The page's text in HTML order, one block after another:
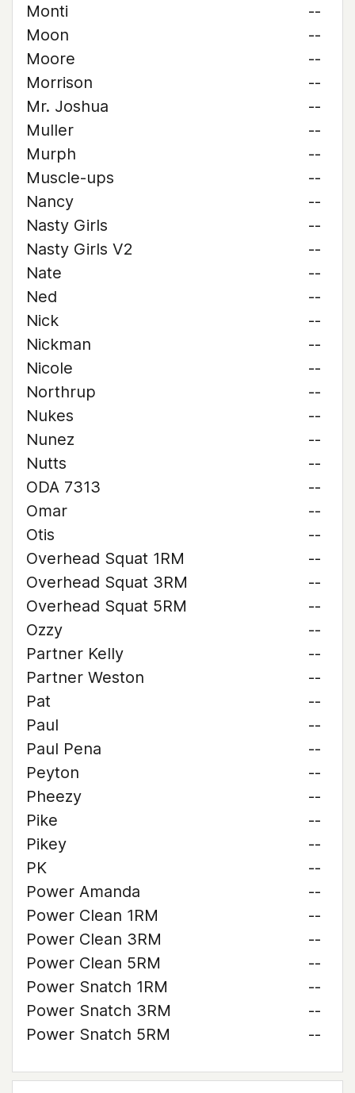
Monti
--
Moon
--
Moore
--
Morrison
--
Mr. Joshua
--
Muller
--
Murph
--
Muscle-ups
--
Nancy
--
Nasty Girls
--
Nasty Girls V2
--
Nate
--
Ned
--
Nick
--
Nickman
--
Nicole
--
Northrup
--
Nukes
--
Nunez
--
Nutts
--
ODA 7313
--
Omar
--
Otis
--
Overhead Squat 1RM
--
Overhead Squat 3RM
--
Overhead Squat 5RM
--
Ozzy
--
Partner Kelly
--
Partner Weston
--
Pat
--
Paul
--
Paul Pena
--
Peyton
--
Pheezy
--
Pike
--
Pikey
--
PK
--
Power Amanda
--
Power Clean 1RM
--
Power Clean 3RM
--
Power Clean 5RM
--
Power Snatch 1RM
--
Power Snatch 3RM
--
Power Snatch 5RM
--